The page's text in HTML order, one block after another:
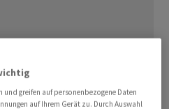
und greifen auf personenbezogene Daten
auf Ihrem Gerät zu. Durch Auswahl